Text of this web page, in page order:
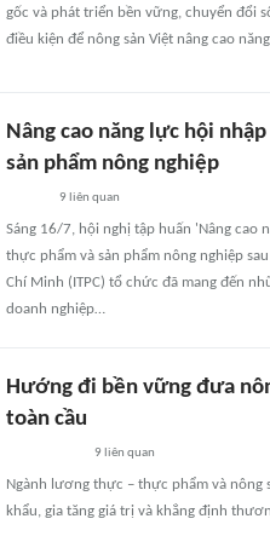
gốc và phát triển bền vững, chuyển đổi
điều kiện để nông sản Việt nâng cao
Nâng cao năng lực hội
sản phẩm nông nghiệp
9 liên quan
Sáng 16/7, hội nghị tập huấn 'Nâng cao
thực phẩm và sản phẩm nông nghiệp
Chí Minh (ITPC) tổ chức đã mang đến
doanh nghiệp…
Hướng đi bền vững đưa
toàn cầu
9 liên quan
Ngành lương thực – thực phẩm và nông
khẩu, gia tăng giá trị và khẳng định